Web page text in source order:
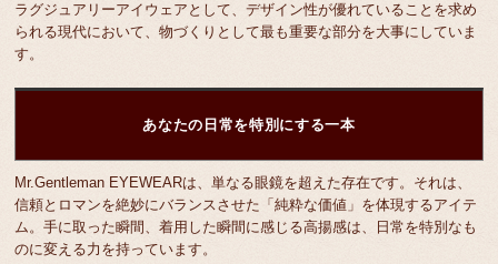
ラグジュアリーアイウェアとして、デザイン性が優れていることを求め
られる現代において、物づくりとして最も重要な部分を大事にしていま
す。
あなたの日常を特別にする一本
Mr.Gentleman EYEWEARは、単なる眼鏡を超えた存在です。それは、
信頼とロマンを絶妙にバランスさせた「純粋な価値」を体現するアイテ
ム。手に取った瞬間、着用した瞬間に感じる高揚感は、日常を特別なも
のに変える力を持っています。